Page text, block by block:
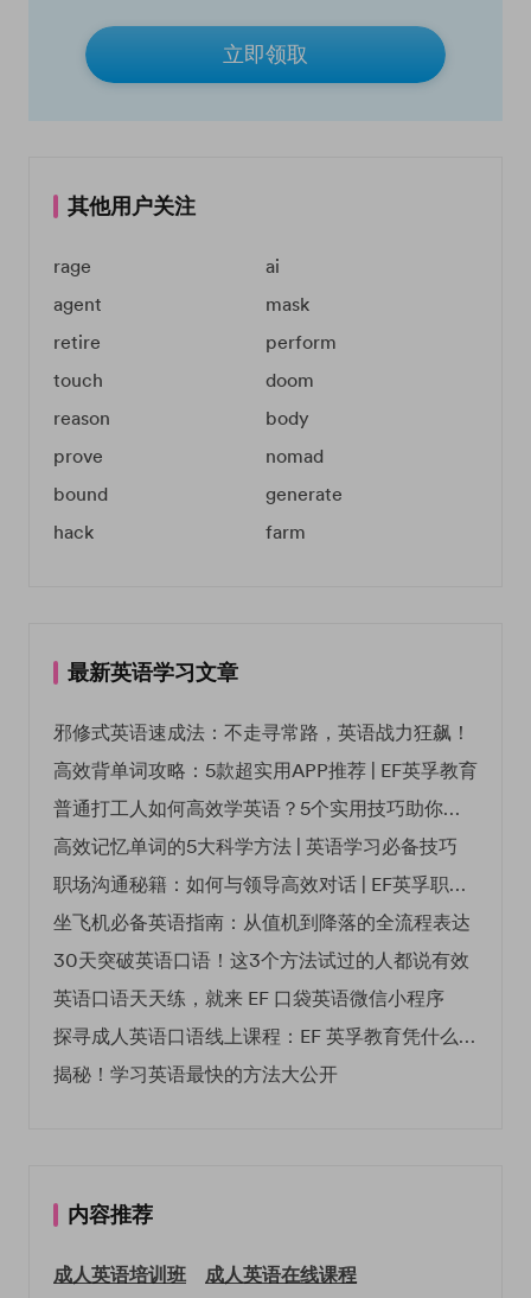
立即领取
其他用户关注
rage
ai
agent
mask
retire
perform
touch
doom
reason
body
prove
nomad
bound
generate
hack
farm
最新英语学习文章
邪修式英语速成法：不走寻常路，英语战力狂飙！
高效背单词攻略：5款超实用APP推荐 | EF英孚教育
普通打工人如何高效学英语？5个实用技巧助你突破职场瓶颈
高效记忆单词的5大科学方法 | 英语学习必备技巧
职场沟通秘籍：如何与领导高效对话 | EF英孚职场指南
坐飞机必备英语指南：从值机到降落的全流程表达
30天突破英语口语！这3个方法试过的人都说有效
英语口语天天练，就来 EF 口袋英语微信小程序
探寻成人英语口语线上课程：EF 英孚教育凭什么领航
揭秘！学习英语最快的方法大公开
内容推荐
成人英语培训班
成人英语在线课程